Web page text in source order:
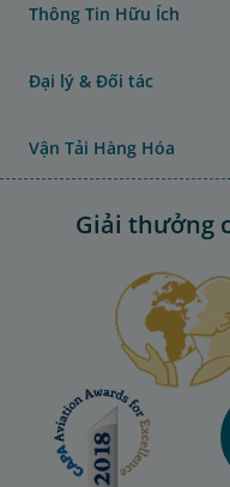
Thông Tin Hữu Ích
Đại lý & Đối tác
Vận Tải Hàng Hóa
Giải thưởng